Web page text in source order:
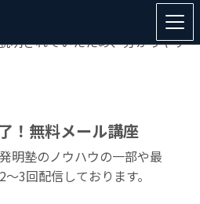
明されていたため、分かりやす
！無料メール講座
明塾のノウハウの一部や最
3回配信しております。